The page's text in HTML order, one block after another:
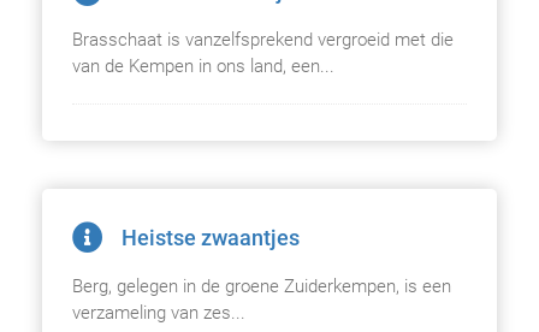
Brasschaat is vanzelfsprekend vergroeid met die
van de Kempen in ons land, een...
Heistse zwaantjes
Berg, gelegen in de groene Zuiderkempen, is een
verzameling van zes...